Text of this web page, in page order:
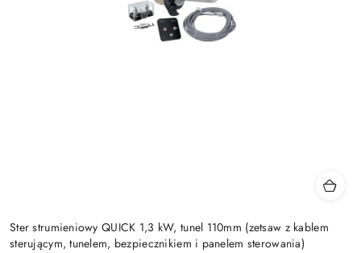
Ster strumieniowy QUICK 1,3 kW, tunel 110mm (zetsaw z kablem
sterującym, tunelem, bezpiecznikiem i panelem sterowania)